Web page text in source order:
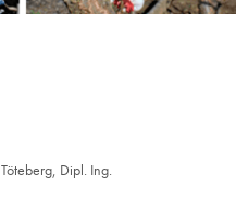
Dipl. Ing.